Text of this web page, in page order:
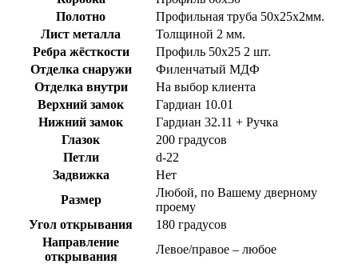
Полотно
Профильная труба 50х25х2мм.
Лист металла
Толщиной 2 мм.
Ребра жёсткости
Профиль 50х25 2 шт.
Отделка снаружи
Филенчатый МДФ
Отделка внутри
На выбор клиента
Верхний замок
Гардиан 10.01
Нижний замок
Гардиан 32.11 + Ручка
Глазок
200 градусов
Петли
d-22
Задвижка
Нет
Размер
Любой, по Вашему дверному
проему
Угол открывания
180 градусов
Направление
открывания
Левое/правое – любое